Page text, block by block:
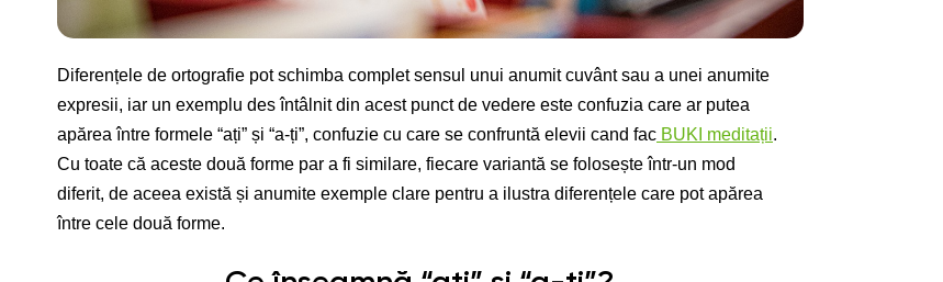
Diferențele de ortografie pot schimba complet sensul unui anumit cuvânt sau a unei anumite
expresii, iar un exemplu des întâlnit din acest punct de vedere este confuzia care ar putea
apărea între formele “ați” și “a-ți”, confuzie cu care se confruntă elevii cand fac BUKI meditații.
Cu toate că aceste două forme par a fi similare, fiecare variantă se folosește într-un mod
diferit, de aceea există și anumite exemple clare pentru a ilustra diferențele care pot apărea
între cele două forme.